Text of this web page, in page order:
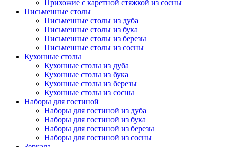
Прихожие с каретной стяжкой из сосны
Письменные столы
Письменные столы из дуба
Письменные столы из бука
Письменные столы из березы
Письменные столы из сосны
Кухонные столы
Кухонные столы из дуба
Кухонные столы из бука
Кухонные столы из березы
Кухонные столы из сосны
Наборы для гостиной
Наборы для гостиной из дуба
Наборы для гостиной из бука
Наборы для гостиной из березы
Наборы для гостиной из сосны